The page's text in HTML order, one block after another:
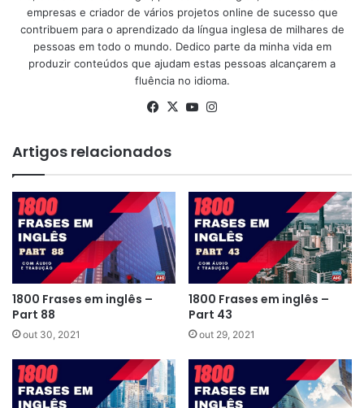
empresas e criador de vários projetos online de sucesso que
contribuem para o aprendizado da língua inglesa de milhares de
pessoas em todo o mundo. Dedico parte da minha vida em
produzir conteúdos que ajudam estas pessoas alcançarem a
fluência no idioma.
Facebook
X YouTube
Artigos relacionados
1800 Frases em inglês –
Part 88
out 30, 2021
1800 Frases em inglês –
Part 43
out 29, 2021